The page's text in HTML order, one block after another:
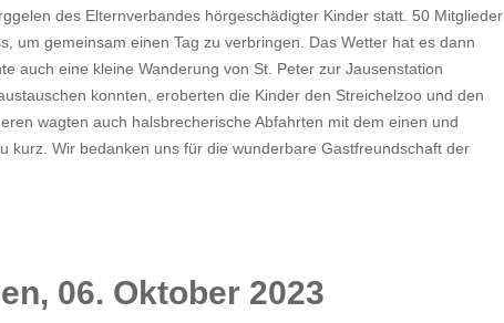
des Elternverbandes hörgeschädigter Kinder statt. 50 Mitglieder
um gemeinsam einen Tag zu verbringen. Das Wetter hat es dann
auch eine kleine Wanderung von St. Peter zur Jausenstation
konnten, eroberten die Kinder den Streichelzoo und den
wagten auch halsbrecherische Abfahrten mit dem einen und
kurz. Wir bedanken uns für die wunderbare Gastfreundschaft der
06. Oktober 2023